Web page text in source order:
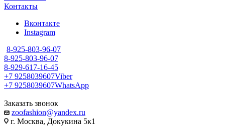
Контакты
Вконтакте
Instagram
8-925-803-96-07
8-925-803-96-07
8-929-617-16-45
+7 9258039607Viber
+7 9258039607WhatsApp
Заказать звонок
zoofashion@yandex.ru
г. Москва, Докукина 5к1